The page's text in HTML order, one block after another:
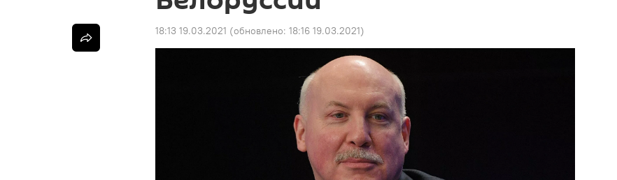
18:13 19.03.2021 (обновлено: 18:16 19.03.2021)